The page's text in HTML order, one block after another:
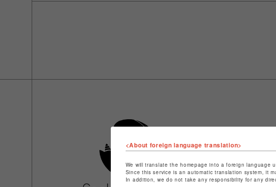
店舗名
池
特定商取引法な
ショップお問い
<About foreign language translation>
We will translate the homepage into a foreign language
Since this service is an automatic translation system, it
In addition, we do not take any responsibility for any